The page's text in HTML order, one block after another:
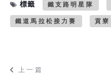
標籤 鐵支路明星隊
鐵道馬拉松接力賽 貢寮
上一篇